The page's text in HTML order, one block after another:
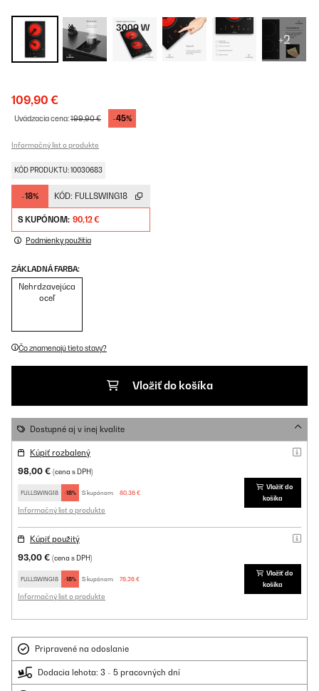
+2
109,90 €
Uvádzacia cena:199,90 € -45%
Informačný list o produkte
KÓD PRODUKTU: 10030683
-18% KÓD: FULLSWING18
S KUPÓNOM: 90,12 €
Podmienky použitia
ZÁKLADNÁ FARBA:
Nehrdzavejúca
oceľ
Čo znamenajú tieto stavy?
Vložiť do košíka
Dostupné aj v inej kvalite
Kúpiť rozbalený
98,00 € (cena s DPH)
FULLSWING18 -18% S kupónom: 80,36 €
Informačný list o produkte
Vložiť do
košíka
Kúpiť použitý
93,00 € (cena s DPH)
FULLSWING18 -18% S kupónom: 76,26 €
Informačný list o produkte
Vložiť do
košíka
Pripravené na odoslanie
Dodacia lehota: 3 - 5 pracovných dní